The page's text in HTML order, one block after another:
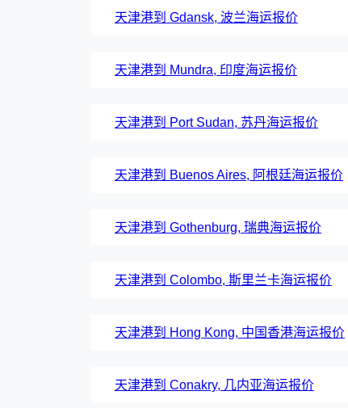
天津港到 Gdansk, 波兰海运报价
天津港到 Mundra, 印度海运报价
天津港到 Port Sudan, 苏丹海运报价
天津港到 Buenos Aires, 阿根廷海运报价
天津港到 Gothenburg, 瑞典海运报价
天津港到 Colombo, 斯里兰卡海运报价
天津港到 Hong Kong, 中国香港海运报价
天津港到 Conakry, 几内亚海运报价